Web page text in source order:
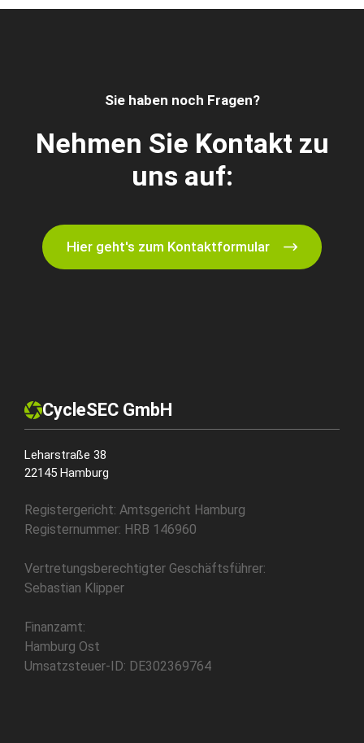
Sie haben noch Fragen?
Nehmen Sie Kontakt zu
uns auf:
Hier geht's zum Kontaktformular
CycleSEC GmbH
Leharstraße 38
22145 Hamburg
Registergericht: Amtsgericht Hamburg
Registernummer: HRB 146960
Vertretungsberechtigter Geschäftsführer:
Sebastian Klipper
Finanzamt:
Hamburg Ost
Umsatzsteuer-ID: DE302369764